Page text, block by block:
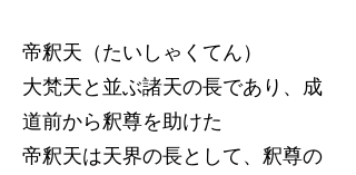
帝釈天（たいしゃくてん）
大梵天と並ぶ諸天の長であり、成
道前から釈尊を助けた
帝釈天は天界の長として、釈尊の